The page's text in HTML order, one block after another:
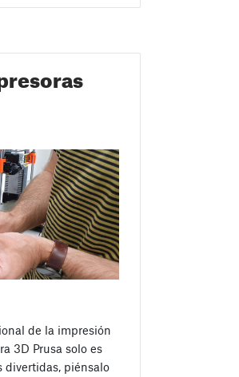
de la impresión
3D Prusa solo es
divertidas, piénsalo